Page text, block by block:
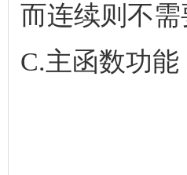
而连续则不
C.主函数功能